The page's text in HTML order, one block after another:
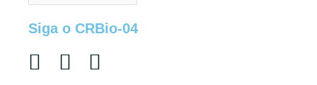
Siga o CRBio-04